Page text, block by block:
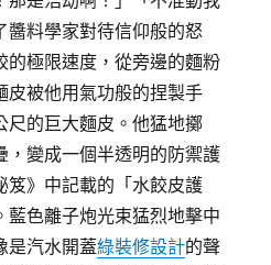
醬料學家對待信仰般的怒
的極限速度，從旁邊的麵粉
皮被他用氣功般的捏製手
尺的巨大麵皮。他猛地擲
，變成一個半透明的防禦護
笈》中記載的「水餃皮護
藍色離子炮光束猛烈地擊中
是汽水開蓋綠裝修設計的聲